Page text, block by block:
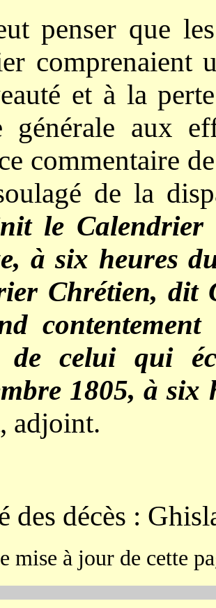
penser que
comprenaient
et à la
générale aux
commentaire
de la
le Calendrier
à six heures
Chrétien, dit
de celui qui
1805, à six
adjoint.
des décès :
mise à jour de cette